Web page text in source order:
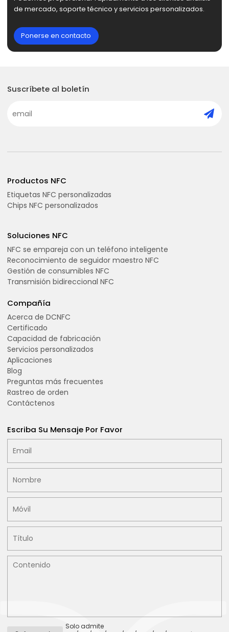
de mercado, soporte técnico y servicios personalizados.
Ponerse en contacto
Suscríbete al boletín
Productos NFC
Etiquetas NFC personalizadas
Chips NFC personalizados
Soluciones NFC
NFC se empareja con un teléfono inteligente
Reconocimiento de seguidor maestro NFC
Gestión de consumibles NFC
Transmisión bidireccional NFC
Compañía
Acerca de DCNFC
Certificado
Capacidad de fabricación
Servicios personalizados
Aplicaciones
Blog
Preguntas más frecuentes
Rastreo de orden
Contáctenos
Escriba Su Mensaje Por Favor
Solo admite